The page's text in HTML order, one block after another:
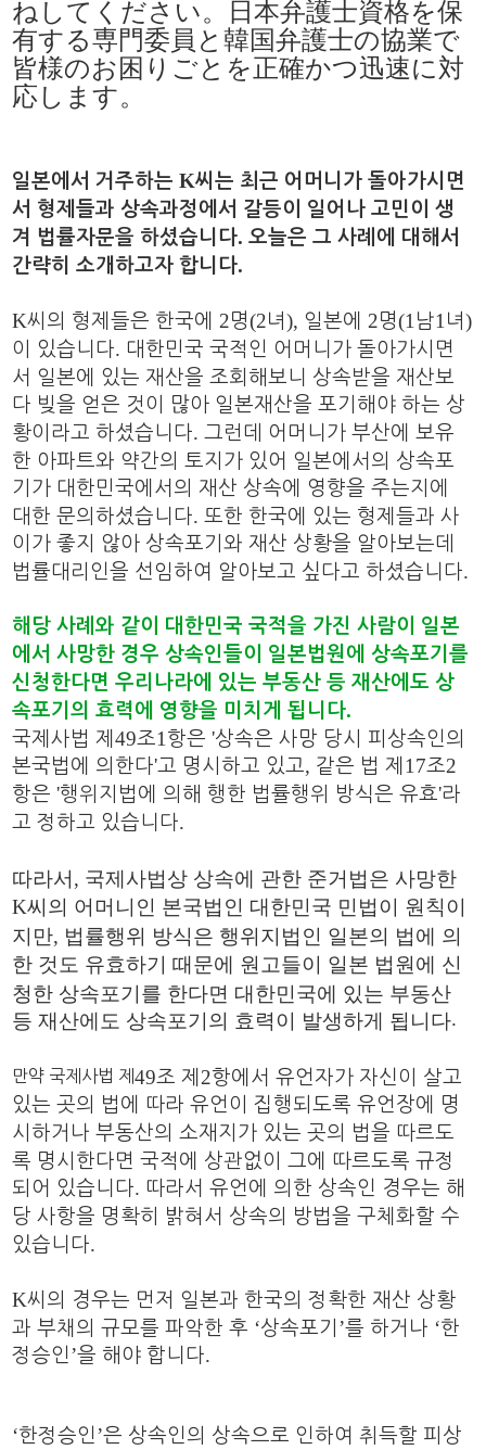
ねしてください。日本弁護士資格を保
有する専門委員と韓国弁護士の協業で
皆様のお困りごとを正確かつ迅速に対
応します。
일본에서 거주하는K씨는 최근 어머니가 돌아가시면
서 형제들과 상속과정에서 갈등이 일어나 고민이 생
겨 법률자문을 하셨습니다.오늘은 그 사례에 대해서
간략히 소개하고자 합니다.
K씨의 형제들은 한국에 2명(2녀), 일본에 2명(1 남1 녀)
이 있습니다. 대한민국 국적인 어머니가 돌아가시면
서 일본에 있는 재산을 조회해보니 상속받을 재산보
다 빚을 얻은 것이 많아 일본재산을 포기해야 하는 상
황이라고 하셨습니다.그런데 어머니가 부산에 보유
한 아파트와 약간의 토지가 있어 일본에서의 상속포
기가 대한민국에서의 재산 상속에 영향을 주는지에
대한 문의하셨습니다.또한 한국에 있는 형제들과 사
이가 좋지 않아 상속포기와 재산 상황을 알아보는데
법률대리인을 선임하여 알아보고 싶다고 하셨습니다.
해당 사례와 같이 대한민국 국적을 가진 사람이 일본
에서 사망한 경우 상속인들이 일본법원에 상속포기를
신청한다면 우리나라에 있는 부동산 등 재산에도 상
속포기의 효력에 영향을 미치게 됩니다.
국제사법 제49조1 항은'상속은 사망 당시 피상속인의
본국법에 의한다'고 명시하고 있고, 같은 법 제 17조2
항은'행위지법에 의해 행한 법률행위 방식은 유효'라
고 정하고 있습니다
따라서, 국제사법상 상속에 관한 준거법은 사망한
K씨의 어머니인 본국법인 대한민국 민법이 원칙이
지만, 법률행위 방식은 행위지법인 일본의 법에 의
한 것도 유효하기 때문에 원고들이 일본 법원에 신
청한 상속포기를 한다면 대한민국에 있는 부동산
등 재산에도 상속포기의 효력이 발생하게 됩니다.
​만약 국제사법 제49조 제 2항에서 유언자가 자신이 살고
있는 곳의 법에 따라 유언이 집행되도록 유언장에 명
시하거나 부동산의 소재지가 있는 곳의 법을 따르도
록 명시한다면 국적에 상관없이 그에 따르도록 규정
되어 있습니다. 따라서 유언에 의한 상속인 경우는 해
당 사항을 명확히 밝혀서 상속의 방법을 구체화할 수
있습니다.
K씨의 경우는 먼저 일본과 한국의 정확한 재산 상황
과 부채의 규모를 파악한 후 ‘상속포기 ’를 하거나 ‘한
정승인 ’을 해야 합니다.
‘한정승인 ’은 상속인의 상속으로 인하여 취득할 피상